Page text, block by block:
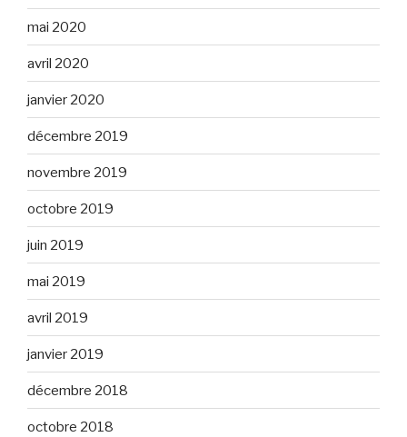
mai 2020
avril 2020
janvier 2020
décembre 2019
novembre 2019
octobre 2019
juin 2019
mai 2019
avril 2019
janvier 2019
décembre 2018
octobre 2018